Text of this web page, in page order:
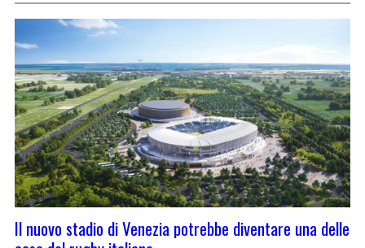
Il nuovo stadio di Venezia potrebbe diventare una delle